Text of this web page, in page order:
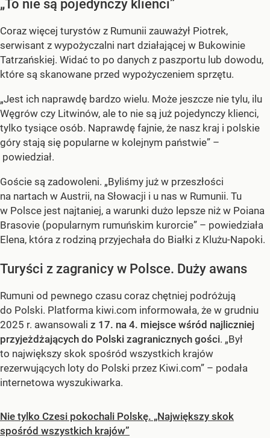
„To nie są pojedynczy klienci”
Coraz więcej turystów z Rumunii zauważył Piotrek,
serwisant z wypożyczalni nart działającej w Bukowinie
Tatrzańskiej. Widać to po danych z paszportu lub dowodu,
które są skanowane przed wypożyczeniem sprzętu.
„Jest ich naprawdę bardzo wielu. Może jeszcze nie tylu, ilu
Węgrów czy Litwinów, ale to nie są już pojedynczy klienci,
tylko tysiące osób. Naprawdę fajnie, że nasz kraj i polskie
góry stają się popularne w kolejnym państwie” –
powiedział.
Goście są zadowoleni. „Byliśmy już w przeszłości
na nartach w Austrii, na Słowacji i u nas w Rumunii. Tu
w Polsce jest najtaniej, a warunki dużo lepsze niż w Poiana
Brasovie (popularnym rumuńskim kurorcie” – powiedziała
Elena, która z rodziną przyjechała do Białki z Klużu-Napoki.
Turyści z zagranicy w Polsce. Duży awans
Rumuni od pewnego czasu coraz chętniej podróżują
do Polski. Platforma kiwi.com informowała, że w grudniu
2025 r. awansowali z 17. na 4. miejsce wśród najliczniej
przyjeżdżających do Polski zagranicznych gości. „Był
to największy skok spośród wszystkich krajów
rezerwujących loty do Polski przez Kiwi.com” – podała
internetowa wyszukiwarka.
Nie tylko Czesi pokochali Polskę. „Największy skok
spośród wszystkich krajów”